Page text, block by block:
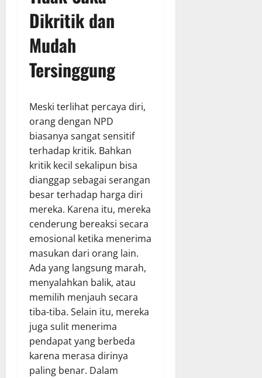
Dikritik dan
Mudah
Tersinggung
Meski terlihat percaya diri,
orang dengan NPD
biasanya sangat sensitif
terhadap kritik. Bahkan
kritik kecil sekalipun bisa
dianggap sebagai serangan
besar terhadap harga diri
mereka. Karena itu, mereka
cenderung bereaksi secara
emosional ketika menerima
masukan dari orang lain.
Ada yang langsung marah,
menyalahkan balik, atau
memilih menjauh secara
tiba-tiba. Selain itu, mereka
juga sulit menerima
pendapat yang berbeda
karena merasa dirinya
paling benar. Dalam